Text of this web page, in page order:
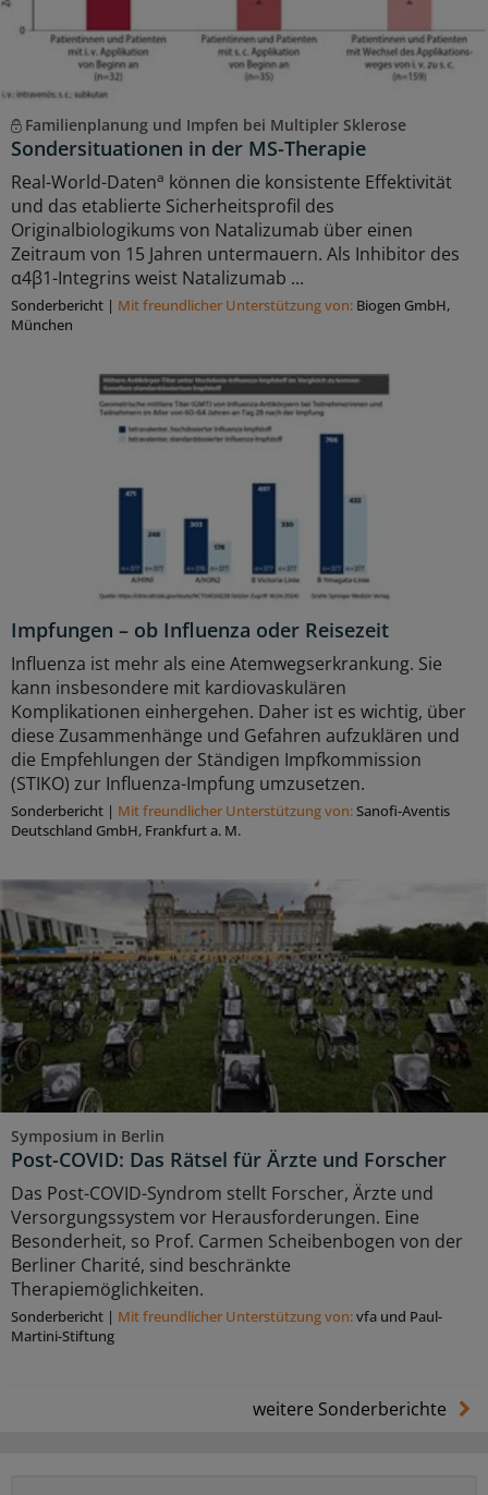
Familienplanung und Impfen bei Multipler Sklerose
Sondersituationen in der MS-Therapie
Real-World-Datena können die konsistente Effektivität
und das etablierte Sicherheitsprofil des
Originalbiologikums von Natalizumab über einen
Zeitraum von 15 Jahren untermauern. Als Inhibitor des
α4β1-Integrins weist Natalizumab ...
Sonderbericht | Mit freundlicher Unterstützung von: Biogen GmbH,
München
Impfungen – ob Influenza oder Reisezeit
Influenza ist mehr als eine Atemwegserkrankung. Sie
kann insbesondere mit kardiovaskulären
Komplikationen einhergehen. Daher ist es wichtig, über
diese Zusammenhänge und Gefahren aufzuklären und
die Empfehlungen der Ständigen Impfkommission
(STIKO) zur Influenza-Impfung umzusetzen.
Sonderbericht | Mit freundlicher Unterstützung von:Sanofi-Aventis
Deutschland GmbH, Frankfurt a. M.
Symposium in Berlin
Post-COVID: Das Rätsel für Ärzte und Forscher
Das Post-COVID-Syndrom stellt Forscher, Ärzte und
Versorgungssystem vor Herausforderungen. Eine
Besonderheit, so Prof. Carmen Scheibenbogen von der
Berliner Charité, sind beschränkte
Therapiemöglichkeiten.
Sonderbericht | Mit freundlicher Unterstützung von:vfa und Paul-
Martini-Stiftung
weitere Sonderberichte